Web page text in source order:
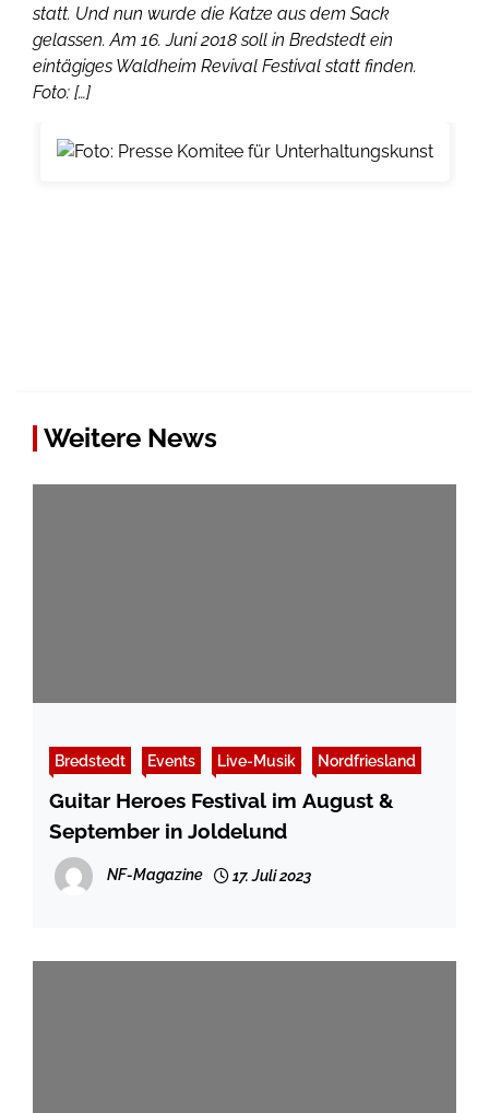
statt. Und nun wurde die Katze aus dem Sack
gelassen. Am 16. Juni 2018 soll in Bredstedt ein
eintägiges Waldheim Revival Festival statt finden.
Foto: […]
Weitere News
Bredstedt Events Live-Musik Nordfriesland
Guitar Heroes Festival im August &
September in Joldelund
NF-Magazine 17. Juli 2023